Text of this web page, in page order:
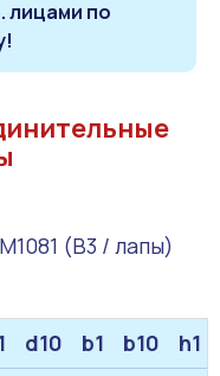
лицами по
(B3 / лапы)
d10 b1 b10
h1